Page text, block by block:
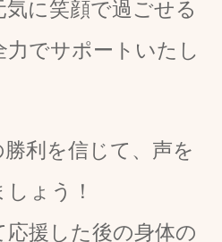
気に笑顔で過ごせる
力でサポートいたし
利を信じて、声を
ょう！
援した後の身体の